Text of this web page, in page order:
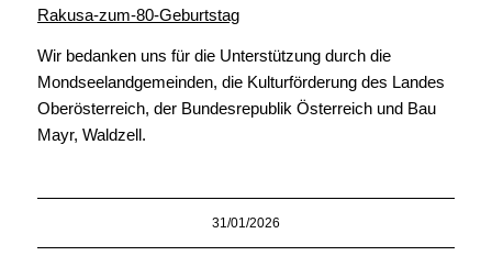
Rakusa-zum-80-Geburtstag
Wir bedanken uns für die Unterstützung durch die
Mondseelandgemeinden, die Kulturförderung des Landes
Oberösterreich, der Bundesrepublik Österreich und Bau
Mayr, Waldzell.
31/01/2026